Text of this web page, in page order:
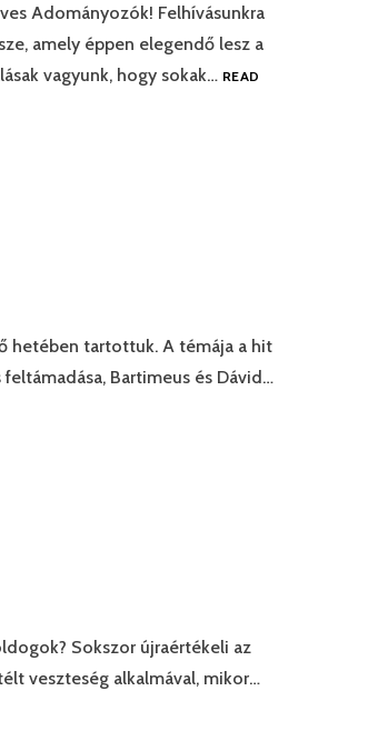
Adományozók! Felhívásunkra
amely éppen elegendő lesz a
vagyunk, hogy sokak… READ
hetében tartottuk. A témája a hit
Bartimeus és Dávid…
Sokszor újraértékeli az
veszteség alkalmával, mikor…